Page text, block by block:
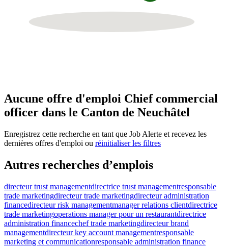
Aucune offre d'emploi Chief commercial
officer dans le Canton de Neuchâtel
Enregistrez cette recherche en tant que Job Alerte et recevez les
dernières offres d'emploi ou réinitialiser les filtres
Autres recherches d’emplois
directeur trust managementdirectrice trust managementresponsable
trade marketingdirecteur trade marketingdirecteur administration
financedirecteur risk managementmanager relations clientdirectrice
trade marketingoperations manager pour un restaurantdirectrice
administration financechef trade marketingdirecteur brand
managementdirecteur key account managementresponsable
marketing et communicationresponsable administration finance